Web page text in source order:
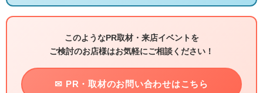
このようなPR取材・来店イベントを
ご検討のお店様はお気軽にご相談ください！
✉ PR・取材のお問い合わせはこちら